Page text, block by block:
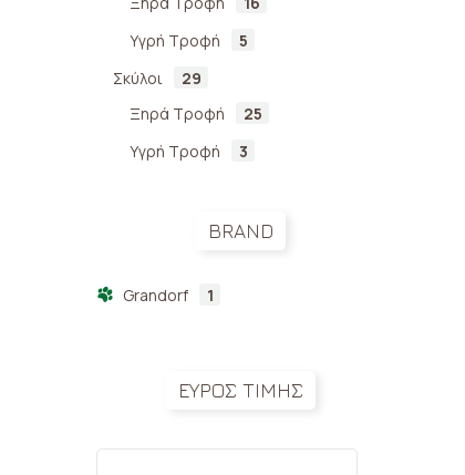
Υγρή Τροφή
5
Σκύλοι
29
Ξηρά Τροφή
25
Υγρή Τροφή
3
BRAND
Grandorf 1
ΕΥΡΟΣ ΤΙΜΗΣ